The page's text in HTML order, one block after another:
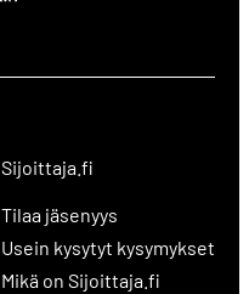
Sijoittaja.fi
Tilaa jäsenyys
Usein kysytyt kysymykset
Mikä on Sijoittaja.fi